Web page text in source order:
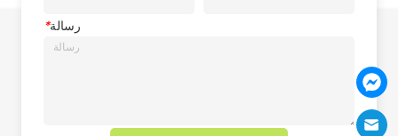
*رسالة